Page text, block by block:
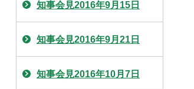
知事会見2016年9月15日
知事会見2016年9月21日
知事会見2016年10月7日